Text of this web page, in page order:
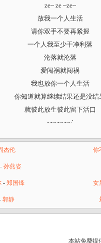
ze~ ze ~ze~
放我一个人生活
请你双手不要再紧握
一个人我至少干净利落
沦落就沦落
爱闯祸就闯祸
我也放你一个人生活
你知道就算继续结果还是没结
就彼此放生彼此留下活口
~~~~~~~`
杰伦 你
- 孙燕姿
- 郑国锋 女
郭静
本站免费提